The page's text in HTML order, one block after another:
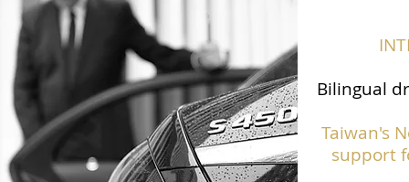
Bilingual
Taiwan's
support